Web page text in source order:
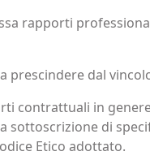
rapporti
prescindere dal
contrattuali in
di
Etico adottato.